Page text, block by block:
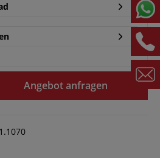
Angebot anfragen